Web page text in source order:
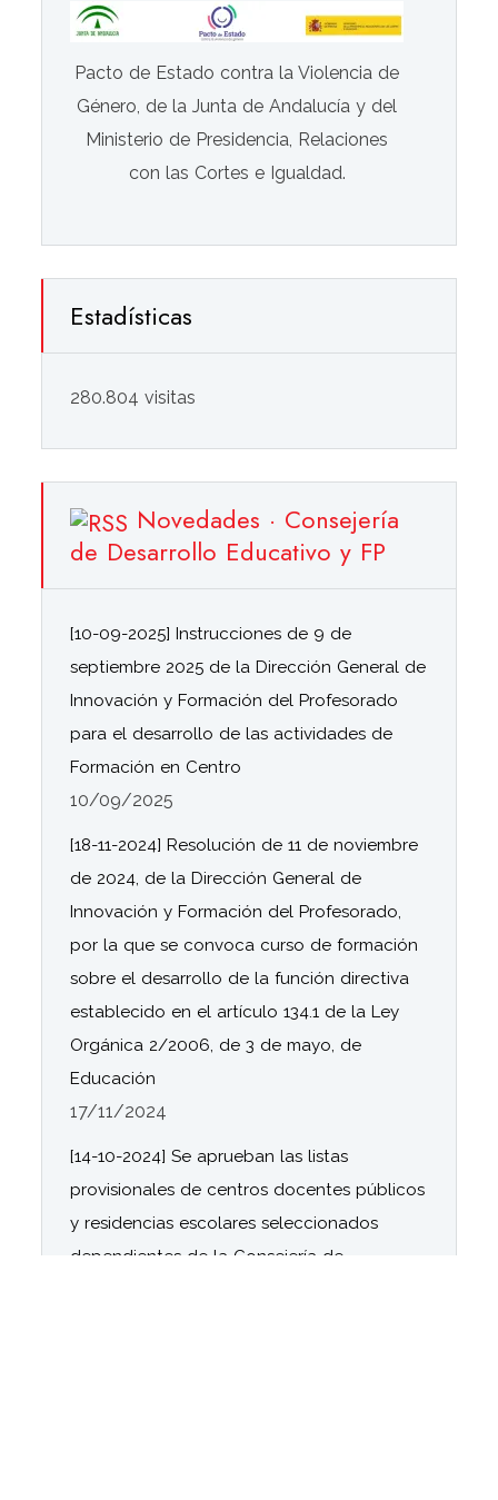
Pacto de Estado contra la Violencia de
Género, de la Junta de Andalucía y del
Ministerio de Presidencia, Relaciones
con las Cortes e Igualdad.
Estadísticas
280.804 visitas
Novedades · Consejería
de Desarrollo Educativo y FP
[10-09-2025] Instrucciones de 9 de
septiembre 2025 de la Dirección General de
Innovación y Formación del Profesorado
para el desarrollo de las actividades de
Formación en Centro
10/09/2025
[18-11-2024] Resolución de 11 de noviembre
de 2024, de la Dirección General de
Innovación y Formación del Profesorado,
por la que se convoca curso de formación
sobre el desarrollo de la función directiva
establecido en el artículo 134.1 de la Ley
Orgánica 2/2006, de 3 de mayo, de
Educación
17/11/2024
[14-10-2024] Se aprueban las listas
provisionales de centros docentes públicos
y residencias escolares seleccionados
dependientes de la Consejería de